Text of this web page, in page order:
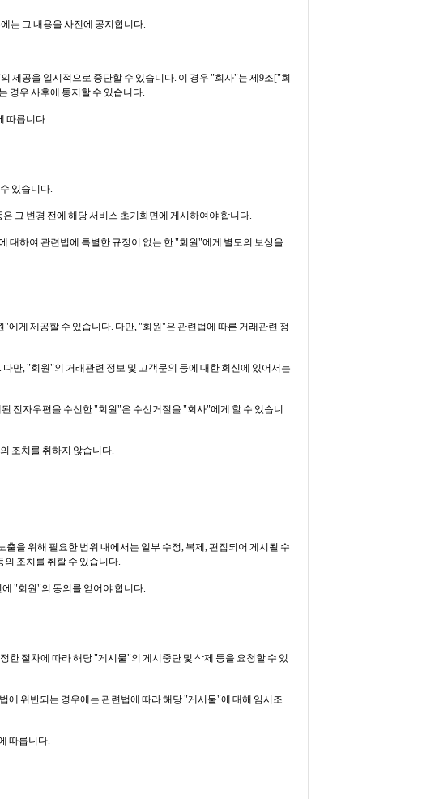
는 그 내용을 사전에 공지합니다.
제공을 일시적으로 중단할 수 있습니다. 이 경우 "회사"는 제9조["회
경우 사후에 통지할 수 있습니다.
따릅니다.
있습니다.
그 변경 전에 해당 서비스 초기화면에 게시하여야 합니다.
대하여 관련법에 특별한 규정이 없는 한 "회원"에게 별도의 보상을
게 제공할 수 있습니다. 다만, "회원"은 관련법에 따른 거래관련 정
만, "회원"의 거래관련 정보 및 고객문의 등에 대한 회신에 있어서는
전자우편을 수신한 "회원"은 수신거절을 "회사"에게 할 수 있습니
조치를 취하지 않습니다.
을 위해 필요한 범위 내에서는 일부 수정, 복제, 편집되어 게시될 수
조치를 취할 수 있습니다.
"회원"의 동의를 얻어야 합니다.
절차에 따라 해당 "게시물"의 게시중단 및 삭제 등을 요청할 수 있
에 위반되는 경우에는 관련법에 따라 해당 "게시물"에 대해 임시조
따릅니다.